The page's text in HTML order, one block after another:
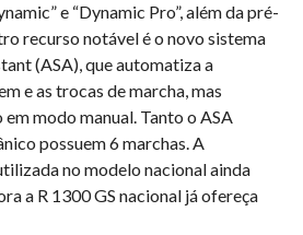
e “Dynamic Pro”, além da pré-
recurso notável é o novo sistema
(ASA), que automatiza a
e as trocas de marcha, mas
modo manual. Tanto o ASA
possuem 6 marchas. A
no modelo nacional ainda
a R 1300 GS nacional já ofereça